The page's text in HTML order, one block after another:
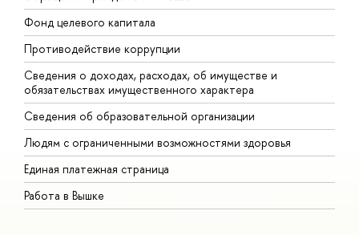
Фонд целевого капитала
Противодействие коррупции
Сведения о доходах, расходах, об имуществе и
обязательствах имущественного характера
Сведения об образовательной организации
Людям с ограниченными возможностями здоровья
Единая платежная страница
Работа в Вышке